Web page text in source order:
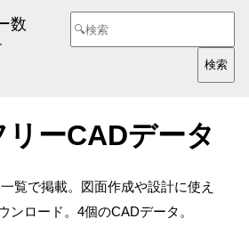
数
ーCADデータ
覧で掲載。図面作成や設計に使え
ンロード。4個のCADデータ。